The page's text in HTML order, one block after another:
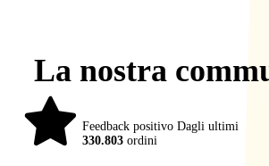
La nostra
Feedback positivo Dagli ultimi
330.803 ordini